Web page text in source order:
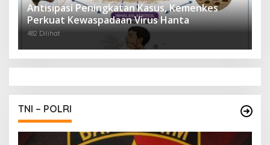
Antisipasi Peningkatan Kasus, Kemenkes
Perkuat Kewaspadaan Virus Hanta
482 Dilihat
TNI – POLRI